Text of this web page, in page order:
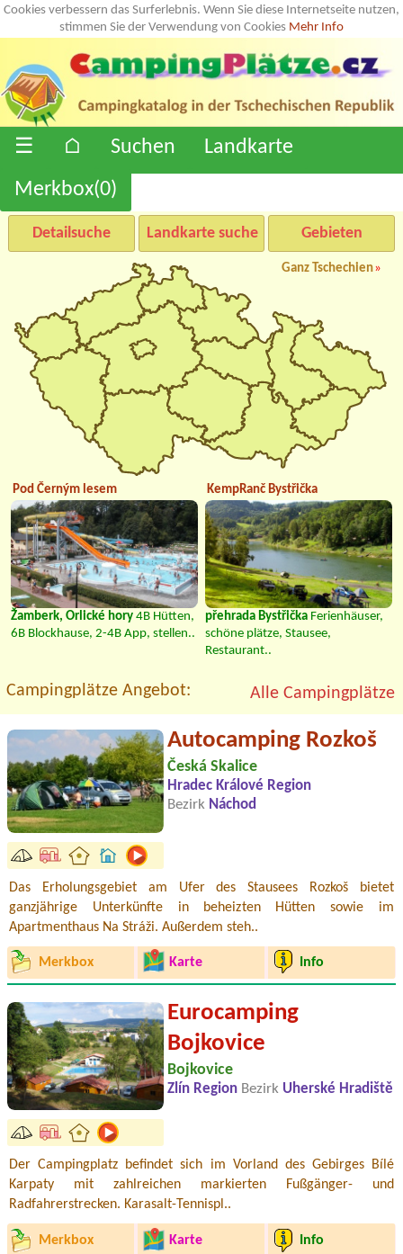
Cookies verbessern das Surferlebnis. Wenn Sie diese Internetseite nutzen,
stimmen Sie der Verwendung von Cookies Mehr Info
☰ ⌂ Suchen
Landkarte
Merkbox(0)
Detailsuche Landkarte suche Gebieten
Ganz Tschechien»
Pod Černým lesem
Žamberk, Orlické hory 4B Hütten,
6B Blockhause, 2-4B App, stellen..
KempRanč Bystřička
přehrada Bystřička Ferienhäuser,
schöne plätze, Stausee,
Restaurant..
Campingplätze Angebot: Alle Campingplätze
Autocamping Rozkoš
Česká Skalice
Hradec Králové Region
Bezirk Náchod
Das Erholungsgebiet am Ufer des Stausees Rozkoš bietet
ganzjährige Unterkünfte in beheizten Hütten sowie im
Apartmenthaus Na Stráži. Außerdem steh..
Merkbox Karte Info
Eurocamping
Bojkovice
Bojkovice
Zlín Region Bezirk Uherské Hradiště
Der Campingplatz befindet sich im Vorland des Gebirges Bílé
Karpaty mit zahlreichen markierten Fußgänger- und
Radfahrerstrecken. Karasalt-Tennispl..
Merkbox Karte Info